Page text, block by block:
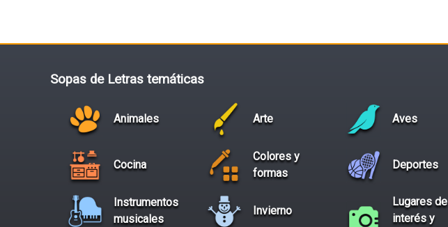
Sopas de Letras temáticas
Animales Arte Aves
Cocina
Colores y
formas
Deportes
Instrumentos
musicales
Invierno
Lugares de
interés y